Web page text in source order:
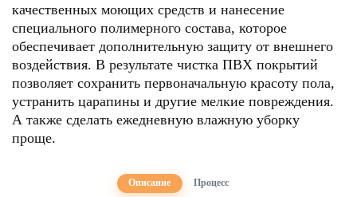
качественных моющих средств и нанесение
специального полимерного состава, которое
обеспечивает дополнительную защиту от внешнего
воздействия. В результате чистка ПВХ покрытий
позволяет сохранить первоначальную красоту пола,
устранить царапины и другие мелкие повреждения.
А также сделать ежедневную влажную уборку
проще.
Описание Процесс